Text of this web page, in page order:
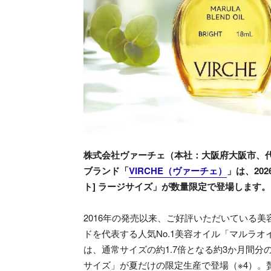
株式会社ヴァーチェ（本社：大阪府大阪市
ブランド「VIRCHE（ヴァーチェ） 」は、
ト] ラージサイズ」が数量限定で登場します。
2016年の発売以来、ご好評いただいている
ドを代表する人気No.1美容オイル「マルラ
は、通常サイズの約1.7倍となる約3か月間分
サイズ」が夏だけの限定生産で登場（※4）